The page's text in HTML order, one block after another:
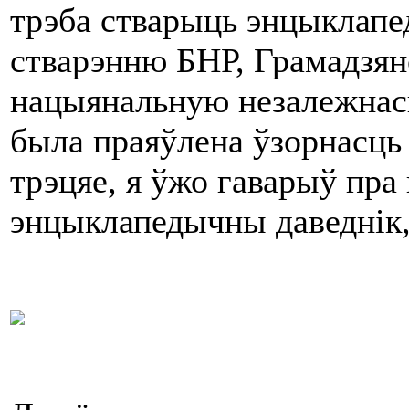
трэба стварыць
стварэнню БНР,
нацыянальную
была праяўлена
трэцяе, я ўжо гаварыў пра
энцыклапедычны